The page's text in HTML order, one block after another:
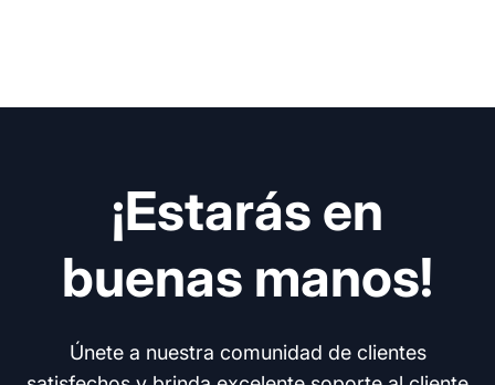
¡Estarás en
buenas manos!
Únete a nuestra comunidad de clientes